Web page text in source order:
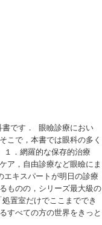
書です． 眼瞼診療におい
こで，本書では眼科の多く
．網羅的な保存的治療
ア，自由診療など眼瞼にま
キスパートが明日の診療
ものの，シリーズ最大級の
置室だけでここまででき
すべての方の世界をきっと